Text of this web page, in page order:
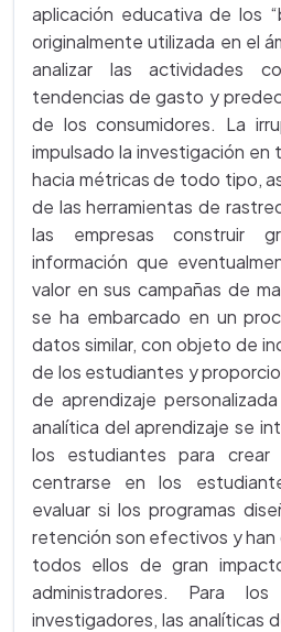
aplicación educativa de los
originalmente utilizada en el
analizar las actividades
tendencias de gasto y
de los consumidores. La
impulsado la investigación en
hacia métricas de todo tipo,
de las herramientas de
las empresas construir
información que
valor en sus campañas de
se ha embarcado en un
datos similar, con objeto de
de los estudiantes y
de aprendizaje
analítica del aprendizaje se
los estudiantes para crear
centrarse en los
evaluar si los programas
retención son efectivos y
todos ellos de gran
administradores. Para
investigadores, las analíticas